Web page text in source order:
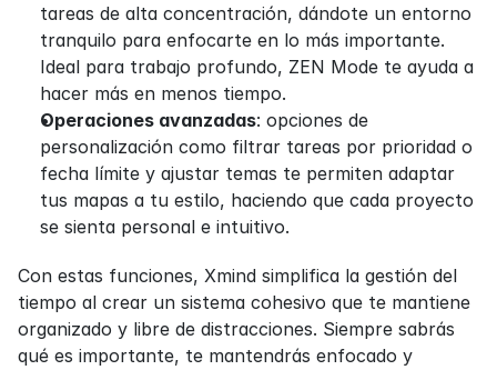
tareas de alta concentración, dándote un entorno
tranquilo para enfocarte en lo más importante.
Ideal para trabajo profundo, ZEN Mode te ayuda a
hacer más en menos tiempo.
Operaciones avanzadas: opciones de
personalización como filtrar tareas por prioridad o
fecha límite y ajustar temas te permiten adaptar
tus mapas a tu estilo, haciendo que cada proyecto
se sienta personal e intuitivo.
Con estas funciones, Xmind simplifica la gestión del
tiempo al crear un sistema cohesivo que te mantiene
organizado y libre de distracciones. Siempre sabrás
qué es importante, te mantendrás enfocado y